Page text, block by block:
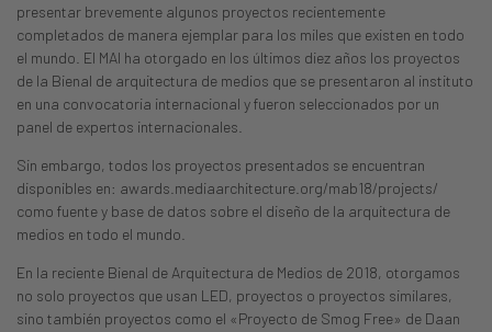
presentar brevemente algunos proyectos recientemente
completados de manera ejemplar para los miles que existen en todo
el mundo. El MAI ha otorgado en los últimos diez años los proyectos
de la Bienal de arquitectura de medios que se presentaron al instituto
en una convocatoria internacional y fueron seleccionados por un
panel de expertos internacionales.
Sin embargo, todos los proyectos presentados se encuentran
disponibles en: awards.mediaarchitecture.org/mab18/projects/
como fuente y base de datos sobre el diseño de la arquitectura de
medios en todo el mundo.
En la reciente Bienal de Arquitectura de Medios de 2018, otorgamos
no solo proyectos que usan LED, proyectos o proyectos similares,
sino también proyectos como el «Proyecto de Smog Free» de Daan